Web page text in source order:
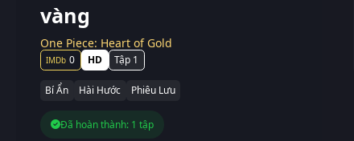
vàng
One Piece: Heart of Gold
0 HD Tập 1
Bí Ẩn Hài Hước Phiêu Lưu
Đã hoàn thành: 1 tập